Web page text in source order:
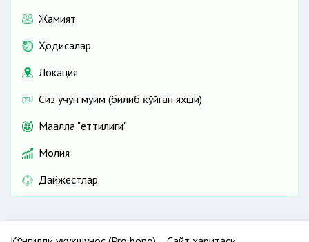
Жамият
Ҳодисалар
Локация
Сиз учун муҳим (билиб қўйган яхши)
Маҳалла "еттилиги"
Молия
Дайжестлар